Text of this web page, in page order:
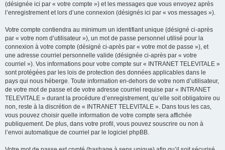
(désignée ici par « votre compte ») et les messages que vous envoyez après
l’enregistrement et lors d’une connexion (désignés ici par « vos messages »).
Votre compte contiendra au minimum un identifiant unique (désigné ci-après
par « votre nom d’utilisateur »), un mot de passe personnel utilisé pour la
connexion à votre compte (désigné ci-après par « votre mot de passe »), et
une adresse courriel personnelle valide (désignée ci-après par « votre
courriel »). Vos informations pour votre compte sur « INTRANET TELEVITALE »
sont protégées par les lois de protection des données applicables dans le
pays qui nous héberge. Toute information en-dehors de votre nom d’utilisateur,
de votre mot de passe et de votre adresse courriel requise par « INTRANET
TELEVITALE » durant la procédure d’enregistrement, qu’elle soit obligatoire ou
non, reste à la discrétion de « INTRANET TELEVITALE ». Dans tous les cas,
vous pouvez choisir quelle information de votre compte sera affichée
publiquement. De plus, dans votre profil, vous pouvez souscrire ou non à
l’envoi automatique de courriel par le logiciel phpBB.